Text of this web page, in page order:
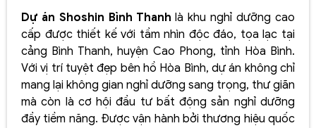
Dự án Shoshin Bình Thanh là khu nghỉ dưỡng cao
cấp được thiết kế với tầm nhìn độc đáo, tọa lạc tại
cảng Bình Thanh, huyện Cao Phong, tỉnh Hòa Bình.
Với vị trí tuyệt đẹp bên hồ Hòa Bình, dự án không chỉ
mang lại không gian nghỉ dưỡng sang trọng, thư giãn
mà còn là cơ hội đầu tư bất động sản nghỉ dưỡng
đầy tiềm năng. Được vận hành bởi thương hiệu quốc